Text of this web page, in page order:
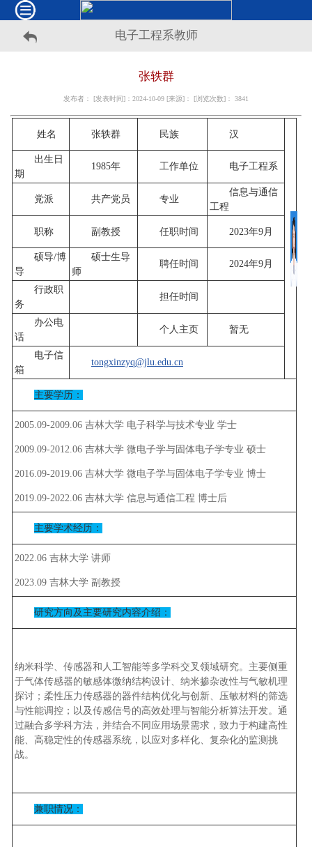
电子工程系教师
张轶群
发布者： [发表时间]：2024-10-09 [来源]： [浏览次数]： 3841
姓名 张轶群 民族 汉
出生日
期
1985年 工作单位 电子工程系
党派 共产党员 专业
信息与通信
工程
职称 副教授 任职时间 2023年9月
硕导/博
导
硕士生导
师
聘任时间 2024年9月
行政职
务
担任时间
办公电
话
个人主页 暂无
电子信
箱
tongxinzyq@jlu.edu.cn
主要学历：
2005.09-2009.06 吉林大学 电子科学与技术专业 学士
2009.09-2012.06 吉林大学 微电子学与固体电子学专业 硕士
2016.09-2019.06 吉林大学 微电子学与固体电子学专业 博士
2019.09-2022.06 吉林大学 信息与通信工程 博士后
主要学术经历：
2022.06 吉林大学 讲师
2023.09 吉林大学 副教授
研究方向及主要研究内容介绍：
纳米科学、传感器和人工智能等多学科交叉领域研究。主要侧重
于气体传感器的敏感体微纳结构设计、纳米掺杂改性与气敏机理
探讨；柔性压力传感器的器件结构优化与创新、压敏材料的筛选
与性能调控；以及传感信号的高效处理与智能分析算法开发。通
过融合多学科方法，并结合不同应用场景需求，致力于构建高性
能、高稳定性的传感器系统，以应对多样化、复杂化的监测挑
战。
兼职情况：